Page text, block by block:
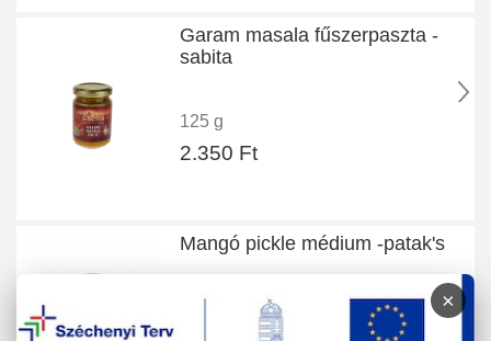
Garam masala fűszerpaszta -
sabita
125 g
2.350 Ft
Mangó pickle médium -patak's
×